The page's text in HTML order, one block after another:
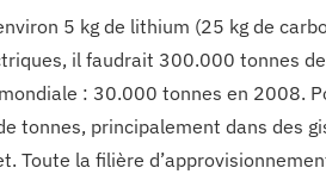
5 kg de lithium (25 kg de
il faudrait 300.000 tonnes
: 30.000 tonnes en 2008.
tonnes, principalement dans des
Toute la filière